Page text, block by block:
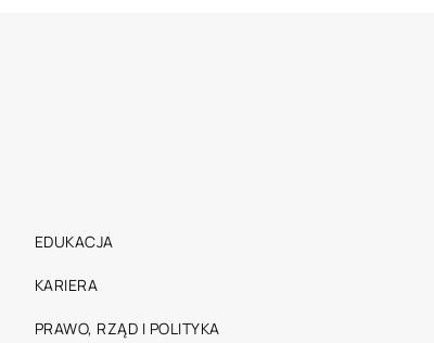
EDUKACJA
KARIERA
PRAWO, RZĄD I POLITYKA